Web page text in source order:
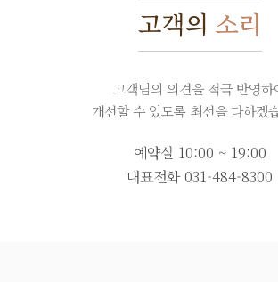
고객의 소리
고객님의 의견을 적극 반영하
개선할 수 있도록 최선을 다하겠
예약실 10:00 ~ 19:00
대표전화031-484-8300